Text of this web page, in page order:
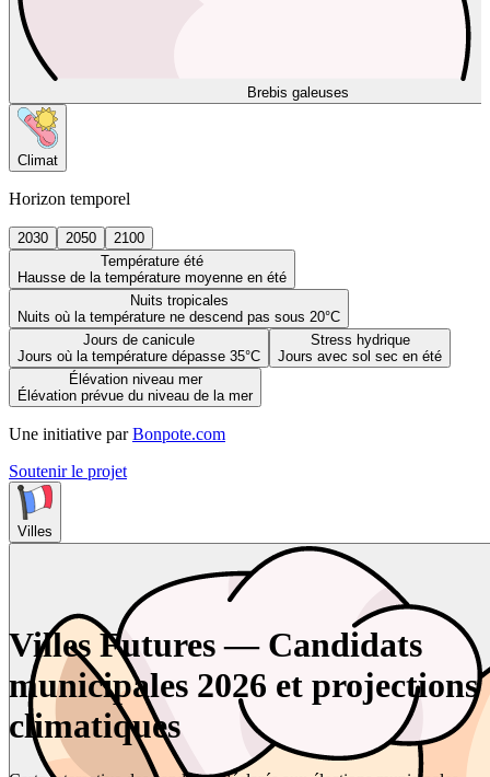
Brebis galeuses
Climat
Horizon temporel
2030 2050
2100
Température été
Hausse de la température moyenne en été
Nuits tropicales
Nuits où la température ne descend pas sous 20°C
Jours de canicule
Jours où la température dépasse 35°C
Stress hydrique
Jours avec sol sec en été
Élévation niveau mer
Élévation prévue du niveau de la mer
Une initiative par Bonpote.com
Soutenir le projet
Villes
Villes Futures — Candidats
municipales 2026 et projections
climatiques